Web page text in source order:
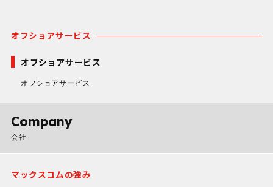
オフショアサービス
オフショアサービス
オフショアサービス
Company
会社
マックスコムの強み